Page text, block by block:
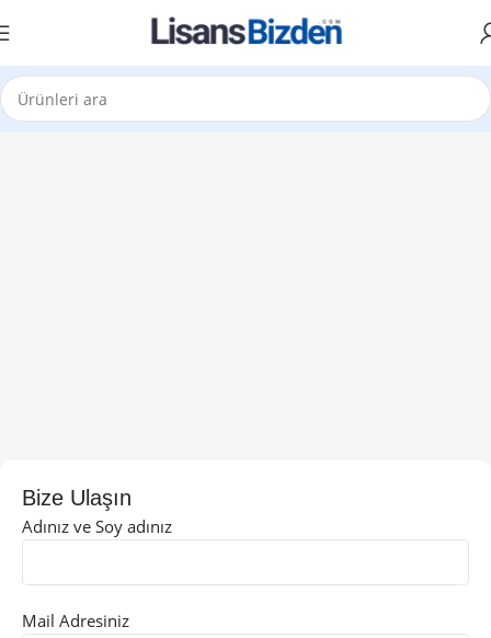
Bize Ulaşın
Adınız ve Soy adınız
Mail Adresiniz